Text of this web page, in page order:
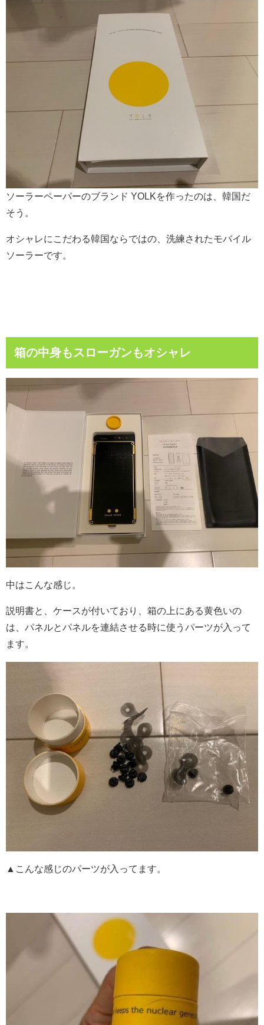
ソーラーペーパーのブランド YOLKを作ったのは、韓国だ
そう。
オシャレにこだわる韓国ならではの、洗練されたモバイル
ソーラーです。
箱の中身もスローガンもオシャレ
中はこんな感じ。
説明書と、ケースが付いており、箱の上にある黄色いの
は、パネルとパネルを連結させる時に使うパーツが入って
ます。
▲こんな感じのパーツが入ってます。